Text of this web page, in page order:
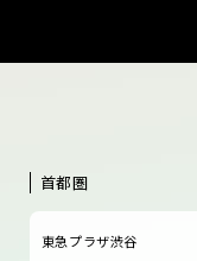
首都圏
東急プラザ渋谷